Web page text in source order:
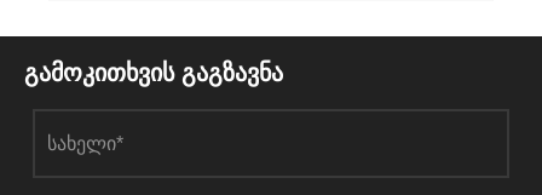
გამოკითხვის გაგზავნა